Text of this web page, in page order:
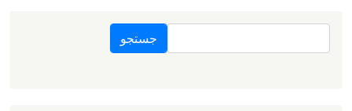
جستجو